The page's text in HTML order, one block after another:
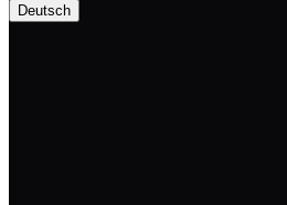
Deutsch